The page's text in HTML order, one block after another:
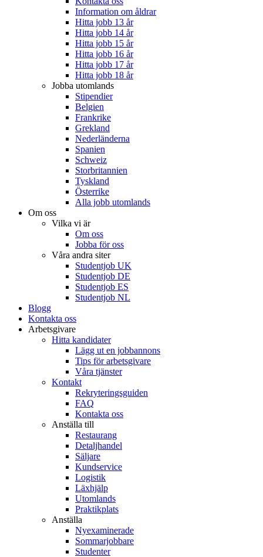
Information om åldrar
Hitta jobb 13 år
Hitta jobb 14 år
Hitta jobb 15 år
Hitta jobb 16 år
Hitta jobb 17 år
Hitta jobb 18 år
Jobba utomlands
Stipendier
Belgien
Frankrike
Grekland
Nederländerna
Spanien
Schweiz
Storbritannien
Tyskland
Österrike
Alla jobb utomlands
Om oss
Vilka vi är
Om oss
Jobba för oss
Våra andra siter
Studentjob UK
Studentjob DE
Studentjob ES
Studentjob NL
Blogg
Kontakta oss
Arbetsgivare
Hitta kandidater
Lägg ut en jobbannons
Tips för arbetsgivare
Våra tjänster
Kontakt
Rekryteringsguiden
FAQ
Kontakta oss
Anställa till
Restaurang
Detaljhandel
Säljare
Kundservice
Logistik
Läxhjälp
Utomlands
Praktikplats
Anställa
Nyexaminerade
Sommarjobbare
Studenter